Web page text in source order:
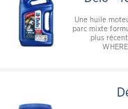
Une huile
parc mixte
plus